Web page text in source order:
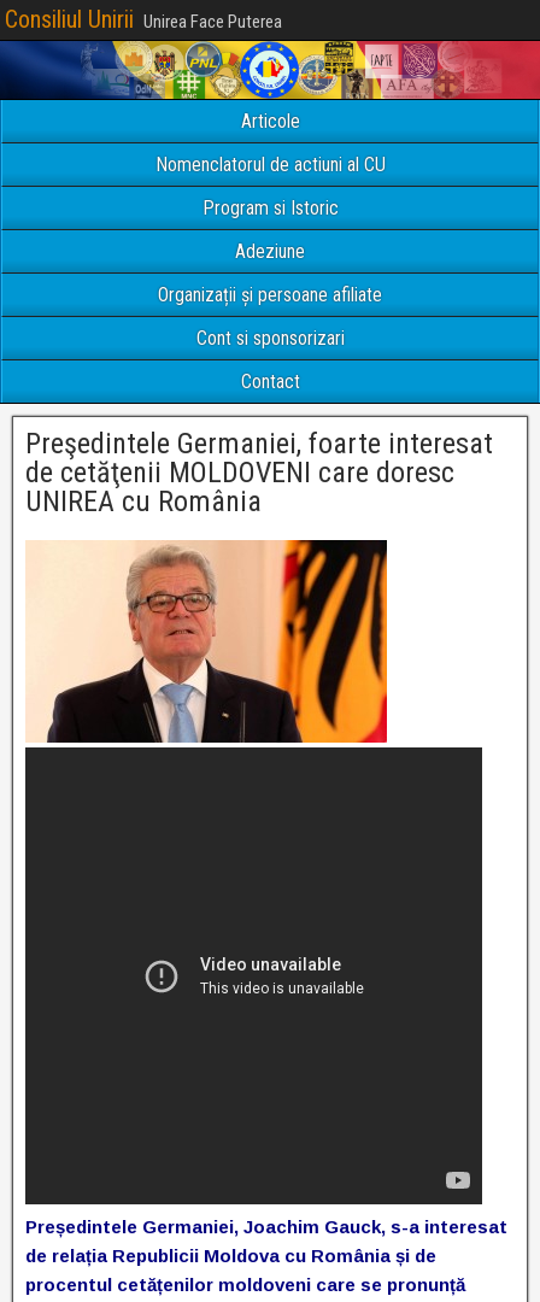
Consiliul Unirii Unirea Face Puterea
Articole
Nomenclatorul de actiuni al CU
Program si Istoric
Adeziune
Organizații și persoane afiliate
Cont si sponsorizari
Contact
Preşedintele Germaniei, foarte interesat
de cetăţenii MOLDOVENI care doresc
UNIREA cu România
Președintele Germaniei, Joachim Gauck, s-a interesat
de relația Republicii Moldova cu România și de
procentul cetățenilor moldoveni care se pronunță